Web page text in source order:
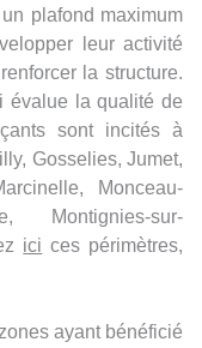
plafond maximum
leur activité
la structure.
évalue la qualité de
sont incités à
Gosselies, Jumet,
Monceau-
Montignies-sur-
ici ces périmètres,
ayant bénéficié